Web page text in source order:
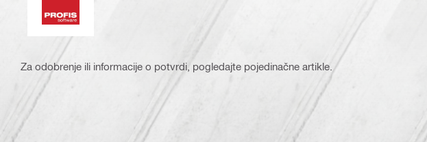
Za odobrenje ili informacije o potvrdi, pogledajte pojedinačne artikle.